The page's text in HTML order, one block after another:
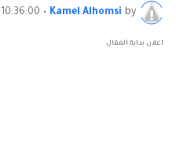
by
Kamel Alhomsi
• 10:36:00 م
اعلان بداية المقال